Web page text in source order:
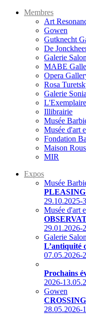
Membres
Art
Gowen
Gutknecht
De
Galerie
MABE
Opera
Rosa
Galerie
L'Exemplaire
Illibrairie
Musée
Musée d'art
Fondation
Maison
MIR
Expos
Musée
29.10.2025-
Musée d'art
29.01.2026-
Galerie
L’antiquité
07.05.2026-
Prochains
2026-
Gowen
28.05.2026-